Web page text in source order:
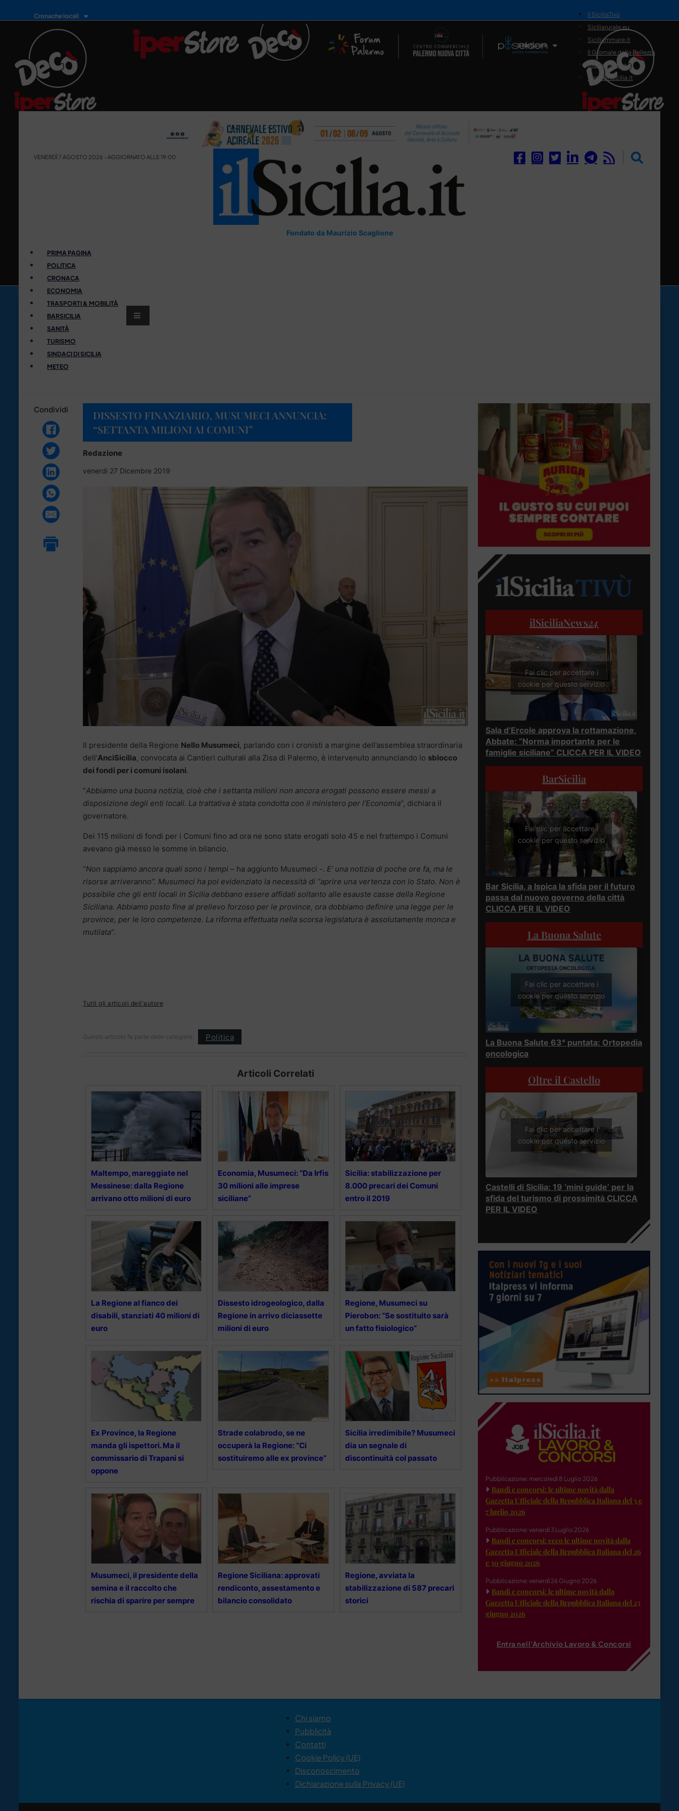
Cronache locali
Il Network
il SiciliaTivù
Siciliarurale.eu
Siciliammare.it
Il Giornale della Bellezza
Siciliamedica.it
Sanitainsicilia.it
VENERDÌ 7 AGOSTO 2026 - AGGIORNATO ALLE 19:00
Fondato da Maurizio Scaglione
PRIMA PAGINA
POLITICA
CRONACA
ECONOMIA
TRASPORTI & MOBILITÀ
BARSICILIA
SANITÀ
TURISMO
SINDACI DI SICILIA
METEO
Condividi
DISSESTO FINANZIARIO, MUSUMECI ANNUNCIA:
“SETTANTA MILIONI AI COMUNI”
Redazione
venerdì 27 Dicembre 2019
Il presidente della Regione Nello Musumeci, parlando con i cronisti a margine dell’assemblea straordinaria
dell’AnciSicilia, convocata ai Cantieri culturali alla Zisa di Palermo, è intervenuto annunciando lo sblocco
dei fondi per i comuni isolani.
“Abbiamo una buona notizia, cioè che i settanta milioni non ancora erogati possono essere messi a
disposizione degli enti locali. La trattativa è stata condotta con il ministero per l’Economia“, dichiara il
governatore.
Dei 115 milioni di fondi per i Comuni fino ad ora ne sono state erogati solo 45 e nel frattempo i Comuni
avevano già messo le somme in bilancio.
“Non sappiamo ancora quali sono i tempi – ha aggiunto Musumeci -. E’ una notizia di poche ore fa, ma le
risorse arriveranno”. Musumeci ha poi evidenziato la necessità di “aprire una vertenza con lo Stato. Non è
possibile che gli enti locali in Sicilia debbano essere affidati soltanto alle esauste casse della Regione
Siciliana. Abbiamo posto fine al prelievo forzoso per le province, ora dobbiamo definire una legge per le
province, per le loro competenze. La riforma effettuata nella scorsa legislatura è assolutamente monca e
mutilata“.
Tutti gli articoli dell'autore
Questo articolo fa parte delle categorie: Politica
Articoli Correlati
Maltempo, mareggiate nel
Messinese: dalla Regione
arrivano otto milioni di euro
Economia, Musumeci: “Da Irfis
30 milioni alle imprese
siciliane”
Sicilia: stabilizzazione per
8.000 precari dei Comuni
entro il 2019
La Regione al fianco dei
disabili, stanziati 40 milioni di
euro
Dissesto idrogeologico, dalla
Regione in arrivo diciassette
milioni di euro
Regione, Musumeci su
Pierobon: “Se sostituito sarà
un fatto fisiologico”
Ex Province, la Regione
manda gli ispettori. Ma il
commissario di Trapani si
oppone
Strade colabrodo, se ne
occuperà la Regione: “Ci
sostituiremo alle ex province”
Sicilia irredimibile? Musumeci
dia un segnale di
discontinuità col passato
Musumeci, il presidente della
semina e il raccolto che
rischia di sparire per sempre
Regione Siciliana: approvati
rendiconto, assestamento e
bilancio consolidato
Regione, avviata la
stabilizzazione di 587 precari
storici
ilSiciliaNews24
Fai clic per accettare i
cookie per questo servizio
Sala d’Ercole approva la rottamazione,
Abbate: “Norma importante per le
famiglie siciliane” CLICCA PER IL VIDEO
BarSicilia
Fai clic per accettare i
cookie per questo servizio
Bar Sicilia, a Ispica la sfida per il futuro
passa dal nuovo governo della città
CLICCA PER IL VIDEO
La Buona Salute
Fai clic per accettare i
cookie per questo servizio
La Buona Salute 63° puntata: Ortopedia
oncologica
Oltre il Castello
Fai clic per accettare i
cookie per questo servizio
Castelli di Sicilia: 19 ‘mini guide’ per la
sfida del turismo di prossimità CLICCA
PER IL VIDEO
Pubblicazione: mercoledì 8 Luglio 2026
Bandi e concorsi: le ultime novità dalla
Gazzetta Ufficiale della Repubblica Italiana del 3 e
7 luglio 2026
Pubblicazione: venerdì 3 Luglio 2026
Bandi e concorsi: ecco le ultime novità dalla
Gazzetta Ufficiale della Repubblica Italiana del 26
e 30 giugno 2026
Pubblicazione: venerdì 26 Giugno 2026
Bandi e concorsi: le ultime novità dalla
Gazzetta Ufficiale della Repubblica Italiana del 23
giugno 2026
Entra nell'Archivio Lavoro & Concorsi
Chi siamo
Pubblicità
Contatti
Cookie Policy (UE)
Disconoscimento
Dichiarazione sulla Privacy (UE)